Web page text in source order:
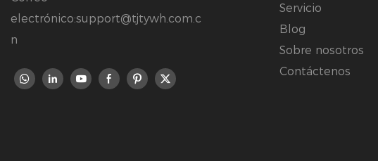
electrónico:support@tjtywh.com.c
n
Servicio
Blog
Sobre nosotros
Contáctenos